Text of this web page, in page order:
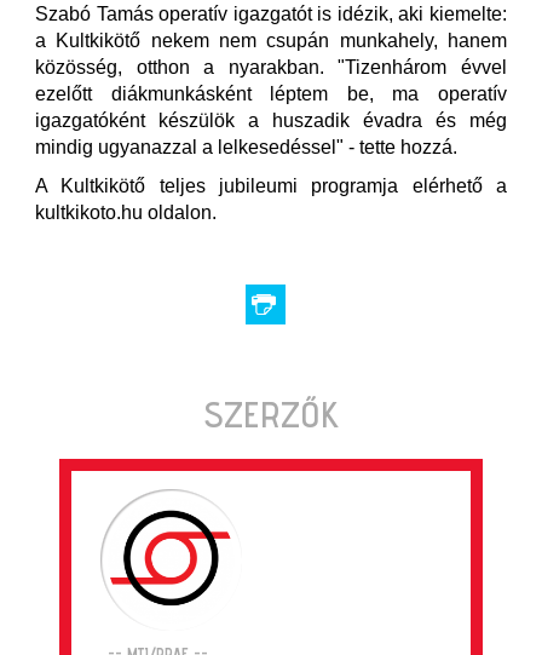
Szabó Tamás operatív igazgatót is idézik, aki kiemelte:
a Kultkikötő nekem nem csupán munkahely, hanem
közösség, otthon a nyarakban. "Tizenhárom évvel
ezelőtt diákmunkásként léptem be, ma operatív
igazgatóként készülök a huszadik évadra és még
mindig ugyanazzal a lelkesedéssel" - tette hozzá.
A Kultkikötő teljes jubileumi programja elérhető a
kultkikoto.hu oldalon.
SZERZŐK